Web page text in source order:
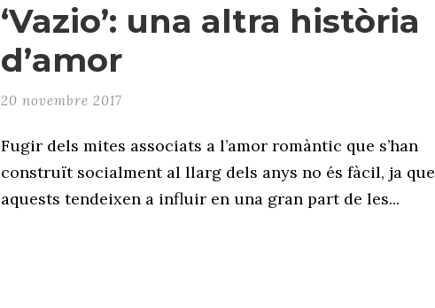
‘Vazio’: una altra història
d’amor
20 novembre 2017
Fugir dels mites associats a l’amor romàntic que s’han
construït socialment al llarg dels anys no és fàcil, ja que
aquests tendeixen a influir en una gran part de les...